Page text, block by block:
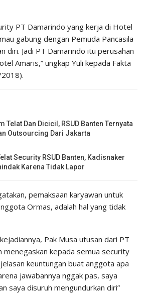
PT Damarindo yang kerja di Hotel
gabung dengan Pemuda Pancasila
diri. Jadi PT Damarindo itu perusahan
Amaris,” ungkap Yuli kepada Fakta
Telat Dan Dicicil, RSUD Banten Ternyata
Outsourcing Dari Jakarta
Security RSUD Banten, Kadisnaker
Karena Tidak Lapor
pemaksaan karyawan untuk
Ormas, adalah hal yang tidak
Pak Musa utusan dari PT
menegaskan kepada semua security
keuntungan buat anggota apa
jawabannya nggak pas, saya
saya disuruh mengundurkan diri”